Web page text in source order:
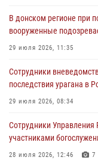
В донском регионе при
вооруженные
29 июля 2026, 11:35
Сотрудники
последствия урагана в
29 июля 2026, 08:34
Сотрудники Управления
участниками
28 июля 2026, 12:46 7